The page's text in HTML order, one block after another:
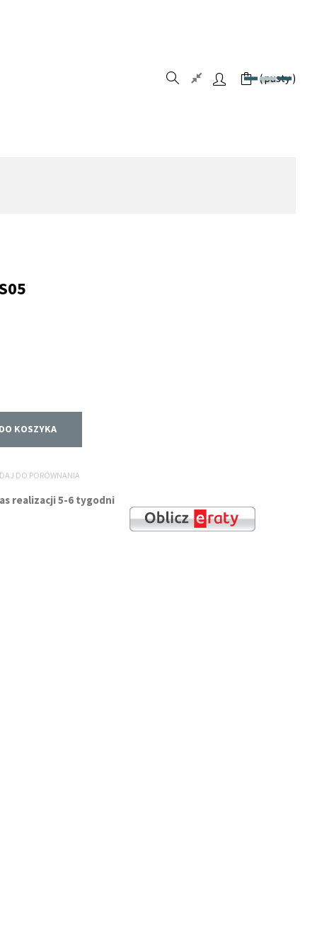
pusty
KOSZYKA
DO PORÓWNANIA
realizacji 5-6 tygodni